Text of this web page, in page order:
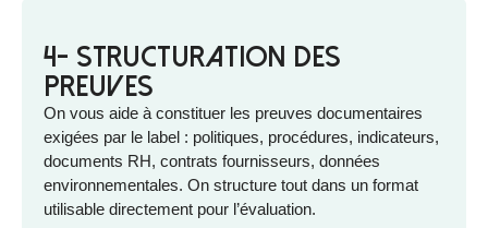
4- Structuration des
preuves
On vous aide à constituer les preuves documentaires
exigées par le label : politiques, procédures, indicateurs,
documents RH, contrats fournisseurs, données
environnementales. On structure tout dans un format
utilisable directement pour l’évaluation.